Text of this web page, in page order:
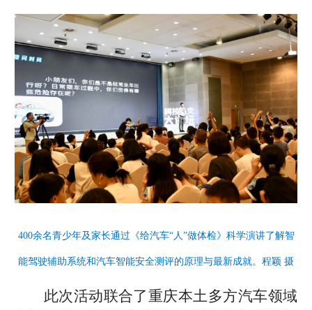
400余名青少年及家长通过《给汽车“人”做体检》科学演讲了解智
能驾驶辅助系统和汽车智能安全测评的原理与最新成就。程颖 摄
此次活动联合了重庆本土多方汽车领域